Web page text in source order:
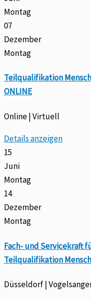
Montag
07
Dezember
Montag
Teilqualifikation
ONLINE
Online | Virtuell
Details anzeigen
15
Juni
Montag
14
Dezember
Montag
Fach- und Servicekraft
Teilqualifikation
Düsseldorf |